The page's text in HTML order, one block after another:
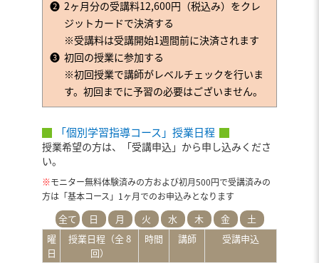
➋ 2ヶ月分の受講料12,600円（税込み）をクレ
ジットカードで決済する
※受講料は受講開始1週間前に決済されます
➌ 初回の授業に参加する
※初回授業で講師がレベルチェックを行いま
す。初回までに予習の必要はございません。
「個別学習指導コース」授業日程
授業希望の方は、「受講申込」から申し込みくださ
い。
※モニター無料体験済みの方および初月500円で受講済みの
方は「基本コース」1ヶ月でのお申込みとなります
全て 日 月 火 水 木 金
土
曜
日
授業日程（全 8
回）
時間 講師 受講申込